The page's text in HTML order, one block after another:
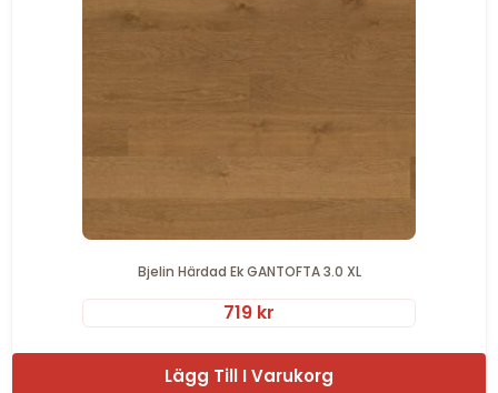
Bjelin Härdad Ek GANTOFTA 3.0 XL
719 kr
Lägg Till I Varukorg